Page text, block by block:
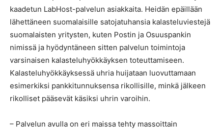
kaadetun LabHost-palvelun asiakkaita. Heidän epäillään
lähettäneen suomalaisille satojatuhansia kalasteluviestejä
suomalaisten yritysten, kuten Postin ja Osuuspankin
nimissä ja hyödyntäneen sitten palvelun toimintoja
varsinaisen kalasteluhyökkäyksen toteuttamiseen.
Kalasteluhyökkäyksessä uhria huijataan luovuttamaan
esimerkiksi pankkitunnuksensa rikollisille, minkä jälkeen
rikolliset pääsevät käsiksi uhrin varoihin.
– Palvelun avulla on eri maissa tehty massoittain